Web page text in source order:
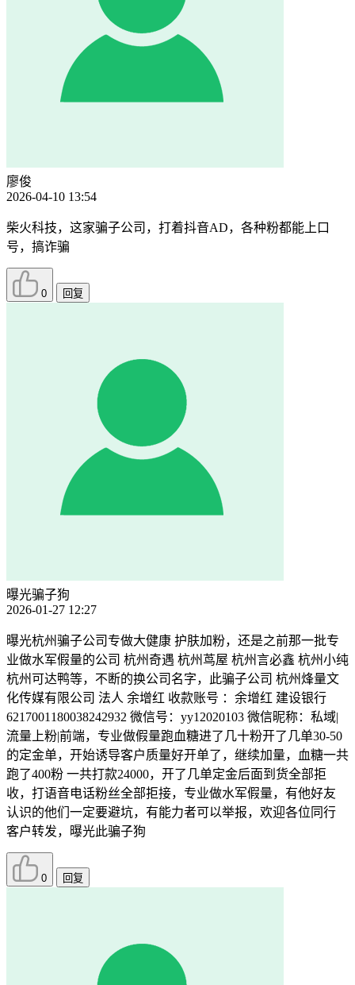
廖俊
2026-04-10 13:54
柴火科技，这家骗子公司，打着抖音AD，各种粉都能上口
号，搞诈骗
0 回复
曝光骗子狗
2026-01-27 12:27
曝光杭州骗子公司专做大健康 护肤加粉，还是之前那一批专
业做水军假量的公司 杭州奇遇 杭州茑屋 杭州言必鑫 杭州小纯
杭州可达鸭等，不断的换公司名字，此骗子公司 杭州烽量文
化传媒有限公司 法人 余增红 收款账号 ：余增红 建设银行
6217001180038242932 微信号：yy12020103 微信昵称：私域|
流量上粉|前端，专业做假量跑血糖进了几十粉开了几单30-50
的定金单，开始诱导客户质量好开单了，继续加量，血糖一共
跑了400粉 一共打款24000，开了几单定金后面到货全部拒
收，打语音电话粉丝全部拒接，专业做水军假量，有他好友
认识的他们一定要避坑，有能力者可以举报，欢迎各位同行
客户转发，曝光此骗子狗
0 回复